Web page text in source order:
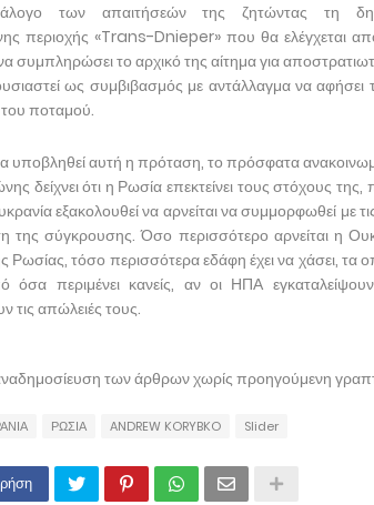
των απαιτήσεών της ζητώντας τη
περιοχής «Trans-Dnieper» που θα ελέγχεται
συμπληρώσει το αρχικό της αίτημα για
ως συμβιβασμός με αντάλλαγμα να αφήσει
ποταμού.
υποβληθεί αυτή η πρόταση, το πρόσφατα
δείχνει ότι η Ρωσία επεκτείνει τους στόχους
εξακολουθεί να αρνείται να συμμορφωθεί με
της σύγκρουσης. Όσο περισσότερο αρνείται η
Ρωσίας, τόσο περισσότερα εδάφη έχει να χάσει, τα
όσα περιμένει κανείς, αν οι ΗΠΑ
τις απώλειές τους.
των άρθρων χωρίς προηγούμενη
ΡΩΣΙΑ ANDREW KORYBKO Slider